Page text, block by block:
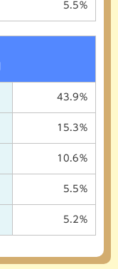
5.5％
43.9％
15.3％
10.6％
5.5％
5.2％